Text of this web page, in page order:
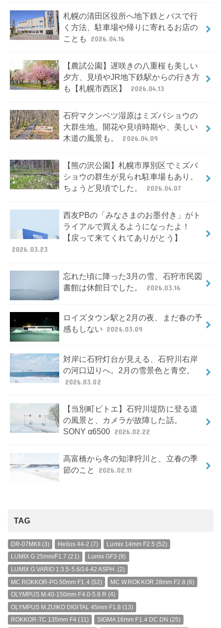
札幌の清田区役所へ地下鉄とバスで行
く方法、駐車場や帰りに寄れるお店の
ことも
2026.04.16
【農試公園】遅咲きの八重桜も美しい
夕方、見頃やJR地下鉄駅からの行き方
も【札幌市西区】
2026.04.13
石狩マクンベツ湿原はミズバショウの
大群生地。開花や見頃時期や、美しい
木道の風景も。
2026.04.09
【熊の沢公園】札幌市厚別区でミズバ
ショウの群生が見られ駐車場もあり。
ちょうど見頃でした。
2026.04.07
西友PBの「みなさまのお墨付き」がト
ライアルで買えるようになったよ！
【戻って来てくれてありがとう】
2026.03.23
忘れた頃に降った3月の雪、石狩市民図
書館は休館日でした。
2026.03.16
ロイズタウン駅と2月の夜、まだ春の予
感もしない 2026.03.09
対岸に石狩灯台が見える、石狩川右岸
の河口辺りへ。2月の雪景色と青空。
2026.03.02
【当別町ビトエ】石狩川堤防に登る道
の風景と、カメラが故障した話。
SONY α6500 2026.02.22
高富橋から冬の知津狩川と、立春の季
節のこと
2026.02.11
TAG
DR-07MKII(3) Helios 44-2 (7) Lumix 14mm F2.5 (52)
LUMIX G 25mm/F1.7 (21) Lumix GF3 (9)
LUMIX G VARIO 1:3.5-5.6/14-42 ASPH. (2)
MC ROKKOR-PG 50mm F1.4(52) MC W.ROKKOR 28mm F2.8 (6)
OLYMPUS M.40-150mm F4.0-5.6 R (4)
OLYMPUS M.ZUIKO DIGITAL 45mm F1.8 (13)
ROKKOR-TC 135mm F4 (11) SIGMA 16mm F1.4 DC DN (25)